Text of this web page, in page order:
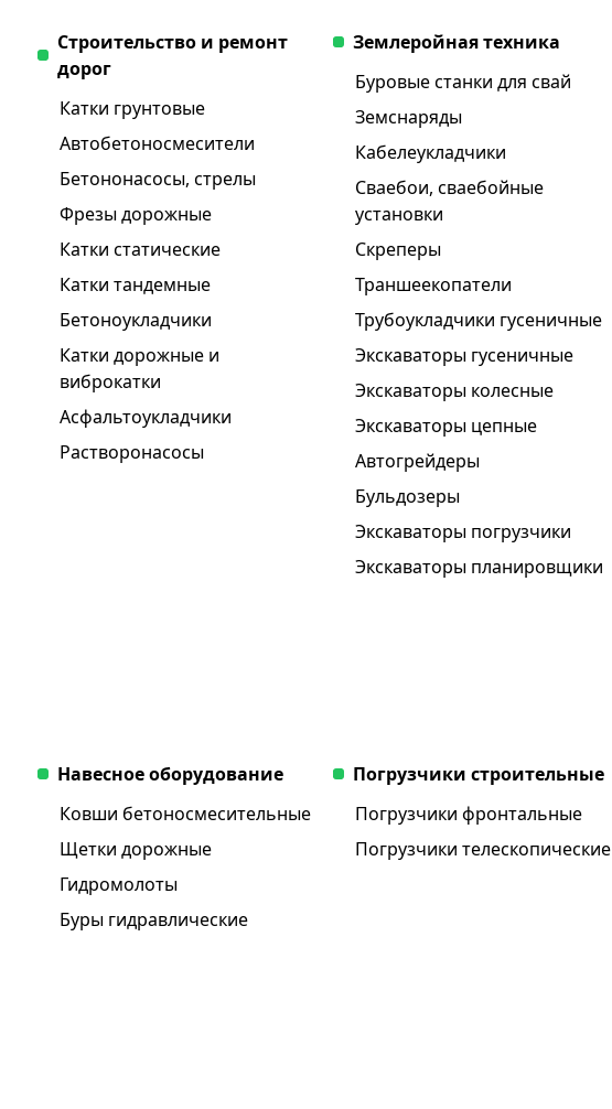
Строительство и ремонт
дорог
Катки грунтовые
Автобетоносмесители
Бетононасосы, стрелы
Фрезы дорожные
Катки статические
Катки тандемные
Бетоноукладчики
Катки дорожные и
виброкатки
Асфальтоукладчики
Растворонасосы
Землеройная техника
Буровые станки для свай
Земснаряды
Кабелеукладчики
Сваебои, сваебойные
установки
Скреперы
Траншеекопатели
Трубоукладчики гусеничные
Экскаваторы гусеничные
Экскаваторы колесные
Экскаваторы цепные
Автогрейдеры
Бульдозеры
Экскаваторы погрузчики
Экскаваторы планировщики
Навесное оборудование
Ковши бетоносмесительные
Щетки дорожные
Гидромолоты
Буры гидравлические
Погрузчики строительные
Погрузчики фронтальные
Погрузчики телескопические